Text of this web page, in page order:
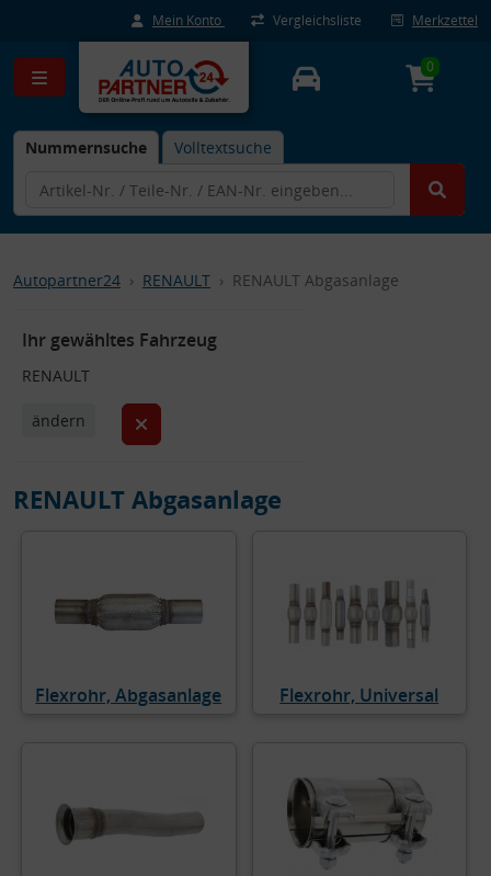
Mein Konto Vergleichsliste Merkzettel
Nummernsuche Volltextsuche
0
Autopartner24 RENAULT RENAULT Abgasanlage
Ihr gewähltes Fahrzeug
RENAULT
ändern
RENAULT Abgasanlage
Flexrohr, Abgasanlage Flexrohr, Universal